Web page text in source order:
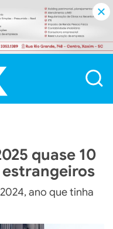
quase 10
ano que tinha